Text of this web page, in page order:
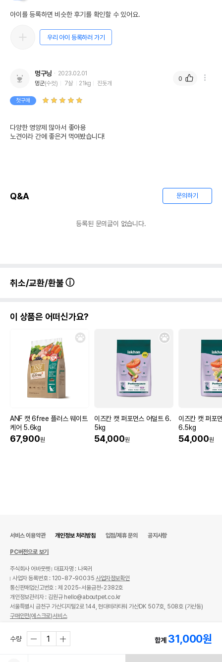
아이를 등록하면 비슷한 후기를 확인할 수 있어요.
우리 아이 등록하러 가기
멍구닝
2023.02.01
멍군(수컷) 7살 21kg 진돗개
첫구매
다양한 영양제 많아서 좋아용
노견이라 간에 좋은거 먹여봤습니다!
0
Q&A 문의하기
등록된 문의글이 없습니다.
취소/교환/환불
이 상품은 어떠신가요?
ANF 캣 6free 플러스 웨이트
케어 5.6kg
67,900원
이즈칸 캣 퍼포먼스 어덜트 6.
5kg
54,000원
이즈칸 캣 퍼포
6.5kg
54,000원
수량 합계 31,000원
서비스 이용약관 개인정보 처리방침 입점/제휴 문의 공지사항
PC버전으로 보기
주식회사 어바웃펫
대표자명 : 나옥귀
사업자 등록번호 : 120-87-90035사업자정보확인
통신판매업신고번호 : 제 2025-서울금천-2382호
개인정보관리자 : 김원규 hello@aboutpet.co.kr
서울특별시 금천구 가산디지털2로 144, 현대테라타워 가산DK 507호, 508호 (가산동)
구매안전(에스크로)서비스